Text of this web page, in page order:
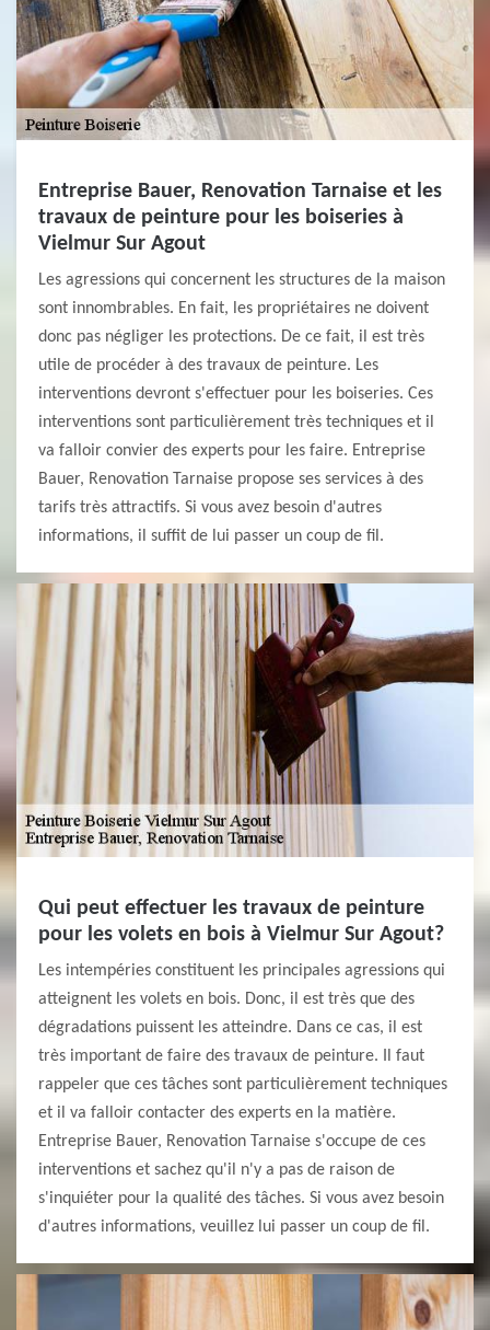
Entreprise Bauer, Renovation Tarnaise et les
travaux de peinture pour les boiseries à
Vielmur Sur Agout
Les agressions qui concernent les structures de la maison
sont innombrables. En fait, les propriétaires ne doivent
donc pas négliger les protections. De ce fait, il est très
utile de procéder à des travaux de peinture. Les
interventions devront s'effectuer pour les boiseries. Ces
interventions sont particulièrement très techniques et il
va falloir convier des experts pour les faire. Entreprise
Bauer, Renovation Tarnaise propose ses services à des
tarifs très attractifs. Si vous avez besoin d'autres
informations, il suffit de lui passer un coup de fil.
Qui peut effectuer les travaux de peinture
pour les volets en bois à Vielmur Sur Agout?
Les intempéries constituent les principales agressions qui
atteignent les volets en bois. Donc, il est très que des
dégradations puissent les atteindre. Dans ce cas, il est
très important de faire des travaux de peinture. Il faut
rappeler que ces tâches sont particulièrement techniques
et il va falloir contacter des experts en la matière.
Entreprise Bauer, Renovation Tarnaise s'occupe de ces
interventions et sachez qu'il n'y a pas de raison de
s'inquiéter pour la qualité des tâches. Si vous avez besoin
d'autres informations, veuillez lui passer un coup de fil.